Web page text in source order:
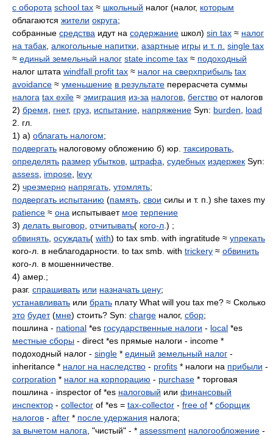
с оборота school tax ≈ школьный налог (налог, которым
облагаются жители округа;
собранные средства идут на содержание школ) sin tax ≈ налог
на табак алкогольные напитки азартные игры и т. п. single tax
≈ единый земельный налог state income tax ≈ подоходный
налог штата windfall profit tax ≈ налог на сверхприбыль tax
avoidance ≈ уменьшение в результате перерасчета суммы
налога tax exile ≈ эмиграция из-за налогов бегство от налогов
2) бремя гнет, груз испытание напряжение Syn: burden
load
2. гл.
1) а) облагать налогом;
подвергать налоговому обложению б) юр. таксировать
определять размер убытков штрафа судебных издержек Syn:
assess impose levy
2) чрезмерно напрягать утомлять;
подвергать испытанию (память свои силы и т. п.) she taxes my
patience ≈ она испытывает мое терпение
3) делать выговор отчитывать( кого-л .) ;
обвинять осуждать( with) to tax smb. with ingratitude ≈ упрекать
кого-л. в неблагодарности. to tax smb. with trickery ≈ обвинить
кого-л. в мошенничестве.
4) амер.;
разг. спрашивать или назначать цену;
устанавливать или брать плату What will you tax me? ≈ Сколько
это будет(мне) стоить? Syn: charge налог, сбор;
пошлина - national *es государственные налоги - local *es
местные сборы - direct *es прямые налоги - income *
подоходный налог - single * единый земельный налог -
inheritance * налог на наследство - profits * налоги на прибыли -
corporation * налог на корпорацию - purchase * торговая
пошлина - inspector of *es налоговый или финансовый
инспектор - collector of *es = tax-collector - free of * сборщик
налогов - after * после удержания налога;
за вычетом налога , "чистый" - * assessment налогообложение -